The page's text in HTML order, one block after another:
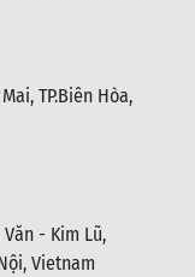
TP.Biên Hòa,
- Kim Lũ,
Vietnam